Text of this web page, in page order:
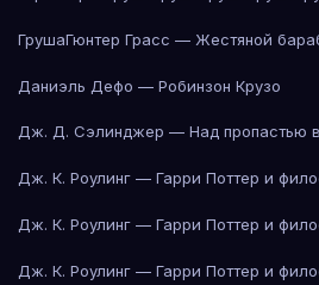
ГрушаГюнтер Грасс — Жестяной
Даниэль Дефо — Робинзон Крузо
Дж. Д. Сэлинджер — Над пропастью
Дж. К. Роулинг — Гарри Поттер и
Дж. К. Роулинг — Гарри Поттер и
Дж. К. Роулинг — Гарри Поттер и